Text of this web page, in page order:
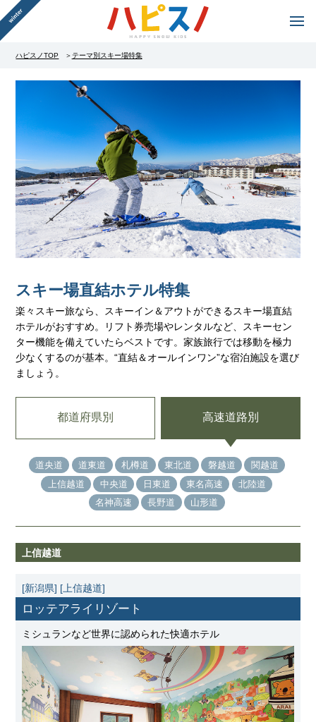
ハピスノTOP テーマ別スキー場特集
スキー場直結ホテル特集
楽々スキー旅なら、スキーイン＆アウトができるスキー場直結
ホテルがおすすめ。リフト券売場やレンタルなど、スキーセン
ター機能を備えていたらベストです。家族旅行では移動を極力
少なくするのが基本。“直結＆オールインワン”な宿泊施設を選び
ましょう。
都道府県別 高速道路別
道央道 道東道 札樽道 東北道 磐越道
関越道
上信越道
中央道 日東道 東名高速
北陸道
名神高速
長野道 山形道
上信越道
[新潟県] [上信越道]
ロッテアライリゾート
ミシュランなど世界に認められた快適ホテル